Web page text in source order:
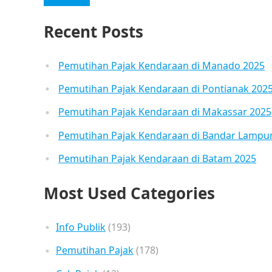
Recent Posts
Pemutihan Pajak Kendaraan di Manado 2025
Pemutihan Pajak Kendaraan di Pontianak
Pemutihan Pajak Kendaraan di Makassar 2025
Pemutihan Pajak Kendaraan di Bandar
Pemutihan Pajak Kendaraan di Batam 2025
Most Used Categories
Info Publik(193)
Pemutihan Pajak(178)